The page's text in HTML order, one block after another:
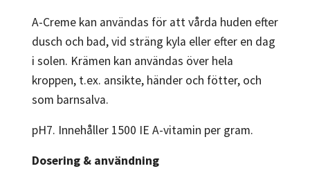
A-Creme kan användas för att vårda huden efter
dusch och bad, vid sträng kyla eller efter en dag
i solen. Krämen kan användas över hela
kroppen, t.ex. ansikte, händer och fötter, och
som barnsalva.
pH7. Innehåller 1500 IE A-vitamin per gram.
Dosering & användning